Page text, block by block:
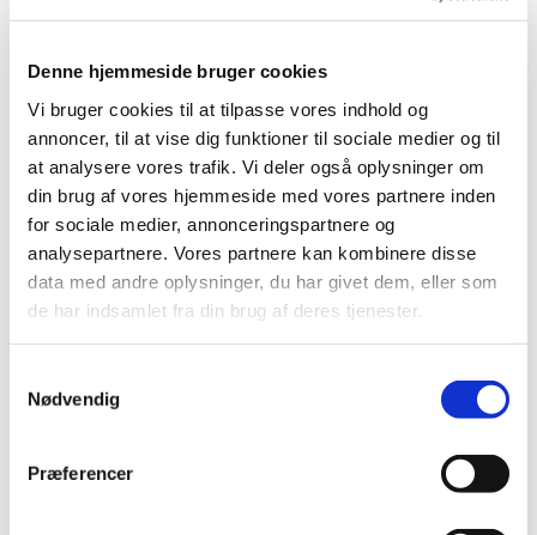
Denne hjemmeside bruger cookies
Vi bruger cookies til at tilpasse vores indhold og
annoncer, til at vise dig funktioner til sociale medier og til
at analysere vores trafik. Vi deler også oplysninger om
din brug af vores hjemmeside med vores partnere inden
for sociale medier, annonceringspartnere og
analysepartnere. Vores partnere kan kombinere disse
data med andre oplysninger, du har givet dem, eller som
de har indsamlet fra din brug af deres tjenester.
Nødvendig
Præferencer
2017 (31)
2016 (42)
2015 (30)
2014 (44)
2013 (44)
2012 (41)
december (1)
november (6)
august (1)
juni (3)